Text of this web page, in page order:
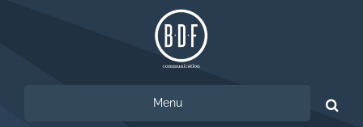
Menu
Ricerca